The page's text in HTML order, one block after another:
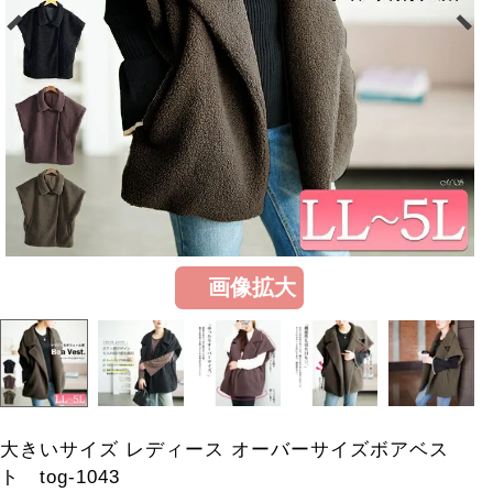
大きいサイズ レディース オーバーサイズボアベス
ト tog-1043
画像拡大